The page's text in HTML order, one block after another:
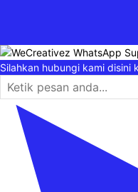
Silahkan hubungi kami disini